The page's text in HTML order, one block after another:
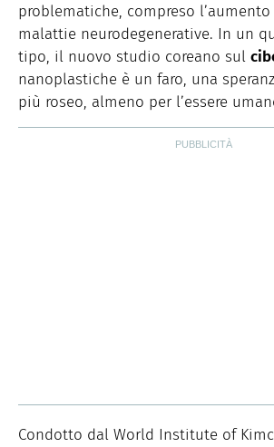
problematiche, compreso
malattie neurodegenerative. In un
tipo, il nuovo studio coreano sul
nanoplastiche è un faro, una
più roseo, almeno per l’essere
Condotto dal World Institute of